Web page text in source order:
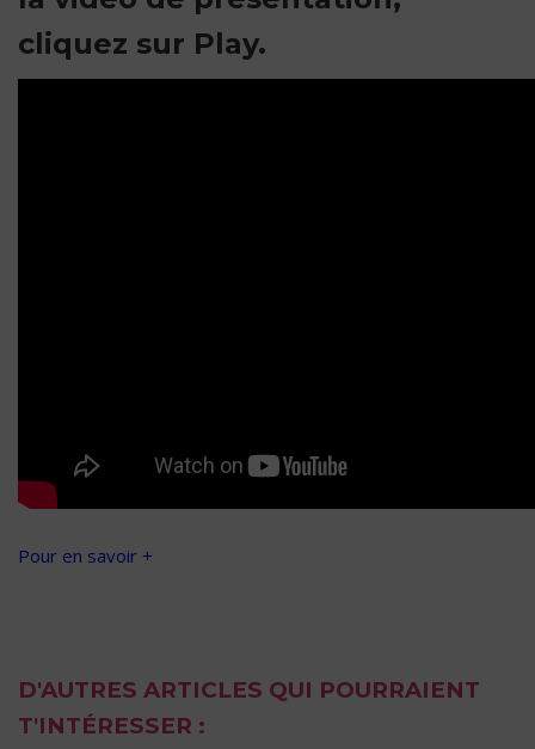
cliquez sur Play.
Pour en savoir +
D'AUTRES ARTICLES QUI POURRAIENT
T'INTÉRESSER :